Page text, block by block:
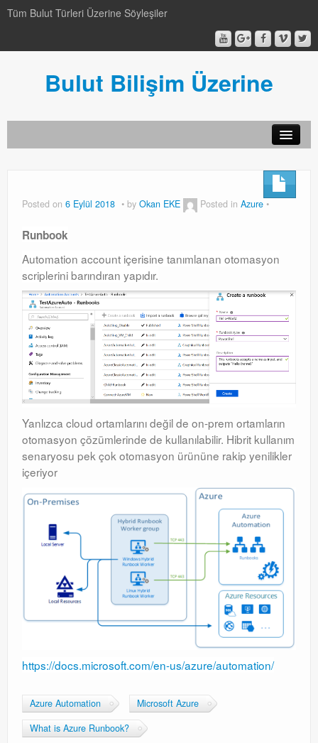
Tüm Bulut Türleri Üzerine Söyleşiler
Bulut Bilişim Üzerine
Video-Webcast-Seminer
Video-Webcast-Seminer
Windows Server Family
Windows Server Family
SCOM
SCOM
Orchestrator
Orchestrator
Watchguard
Watchguard
PHP & MySQL
PHP & MySQL
Exchange
Posted on 6 Eylül 2018 by Okan EKE Posted in Azure
Runbook
Automation account içerisine tanımlanan otomasyon
scriplerini barındıran yapıdır.
Yanlızca cloud ortamlarını değil de on-prem ortamların
otomasyon çözümlerinde de kullanılabilir. Hibrit kullanım
senaryosu pek çok otomasyon ürününe rakip yenilikler
içeriyor
https://docs.microsoft.com/en-us/azure/automation/
Azure Automation
Microsoft Azure
What is Azure Runbook?